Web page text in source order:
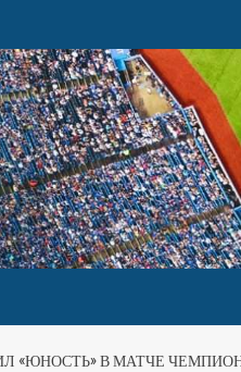
«ЮНОСТЬ» В МАТЧЕ